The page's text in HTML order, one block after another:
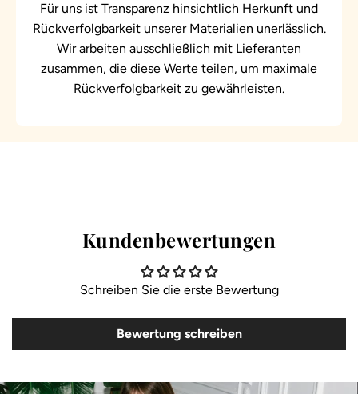
Für uns ist Transparenz hinsichtlich Herkunft und
Rückverfolgbarkeit unserer Materialien unerlässlich.
Wir arbeiten ausschließlich mit Lieferanten
zusammen, die diese Werte teilen, um maximale
Rückverfolgbarkeit zu gewährleisten.
Kundenbewertungen
Schreiben Sie die erste Bewertung
Bewertung schreiben